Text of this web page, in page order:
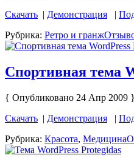
Скачать | Демонстрация |
Рубрика: Ретро и гранж
Спортивная тема
{ Опубликовано 24 Апр 2009 }
Скачать | Демонстрация |
Рубрика: Красота, Медицина